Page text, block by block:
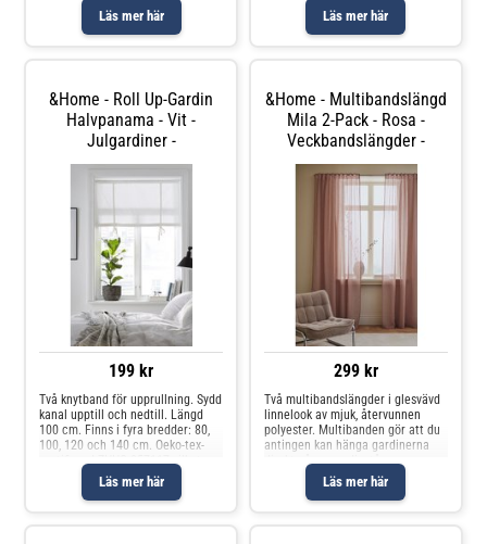
Läs mer här Läs mer här
ZHHO 057117 vilket innebär att
produkten har testats och
uppfyller Oeko-tex krav för
&Home - Roll Up-Gardin
Halvpanama - Vit -
Julgardiner -
199 kr
Läs mer här
Två knytband för upprullning. Sydd
kanal upptill och nedtill. Längd
100 cm. Finns i fyra bredder: 80,
100, 120 och 140 cm. Oeko-tex-
certifierad ZHHO 057117 vilket
innebär att produkten har testats
och uppfyller Oeko-tex krav för att
inte orsaka några
&Home - Multibandslängd
Mila 2-Pack - Rosa -
Veckbandslängder -
299 kr
Läs mer här
Två multibandslängder i glesvävd
linnelook av mjuk, återvunnen
polyester. Multibanden gör att du
antingen kan hänga gardinerna
direkt på en gardinstång genom
de gömda hällorna eller använda
ringar, nålkrokar eller fingerkrokar.
Snören i rynkbandet gö